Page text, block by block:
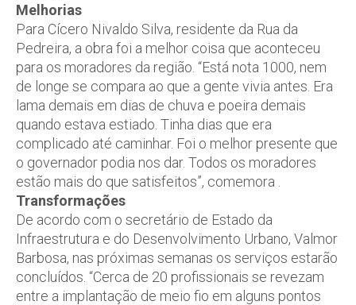
Melhorias
Para Cícero Nivaldo Silva, residente da Rua da
Pedreira, a obra foi a melhor coisa que aconteceu
para os moradores da região. “Está nota 1000, nem
de longe se compara ao que a gente vivia antes. Era
lama demais em dias de chuva e poeira demais
quando estava estiado. Tinha dias que era
complicado até caminhar. Foi o melhor presente que
o governador podia nos dar. Todos os moradores
estão mais do que satisfeitos”, comemora .
Transformações
De acordo com o secretário de Estado da
Infraestrutura e do Desenvolvimento Urbano, Valmor
Barbosa, nas próximas semanas os serviços estarão
concluídos. “Cerca de 20 profissionais se revezam
entre a implantação de meio fio em alguns pontos